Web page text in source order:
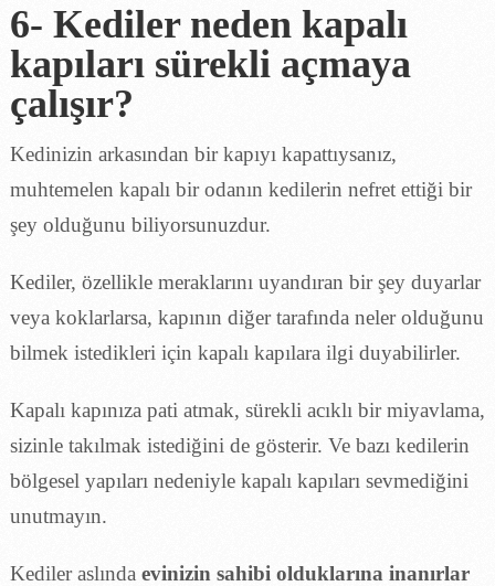
6- Kediler neden kapalı
kapıları sürekli açmaya
çalışır?
Kedinizin arkasından bir kapıyı kapattıysanız,
muhtemelen kapalı bir odanın kedilerin nefret ettiği bir
şey olduğunu biliyorsunuzdur.
Kediler, özellikle meraklarını uyandıran bir şey duyarlar
veya koklarlarsa, kapının diğer tarafında neler olduğunu
bilmek istedikleri için kapalı kapılara ilgi duyabilirler.
Kapalı kapınıza pati atmak, sürekli acıklı bir miyavlama,
sizinle takılmak istediğini de gösterir. Ve bazı kedilerin
bölgesel yapıları nedeniyle kapalı kapıları sevmediğini
unutmayın.
Kediler aslında evinizin sahibi olduklarına inanırlar